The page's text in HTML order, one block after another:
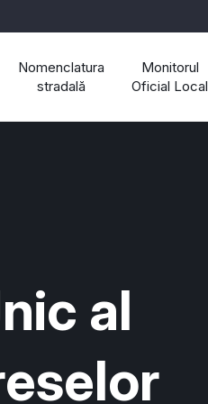
Nomenclatura
stradală
Monitorul
Oficial Local
al